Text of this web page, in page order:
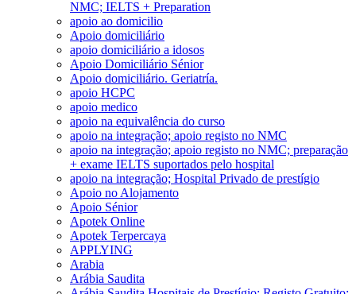
NMC; IELTS + Preparation
apoio ao domicilio
Apoio domiciliário
apoio domiciliário a idosos
Apoio Domiciliário Sénior
Apoio domiciliário. Geriatría.
apoio HCPC
apoio medico
apoio na equivalência do curso
apoio na integração; apoio registo no NMC
apoio na integração; apoio registo no NMC; preparação
+ exame IELTS suportados pelo hospital
apoio na integração; Hospital Privado de prestígio
Apoio no Alojamento
Apoio Sénior
Apotek Online
Apotek Terpercaya
APPLYING
Arabia
Arábia Saudita